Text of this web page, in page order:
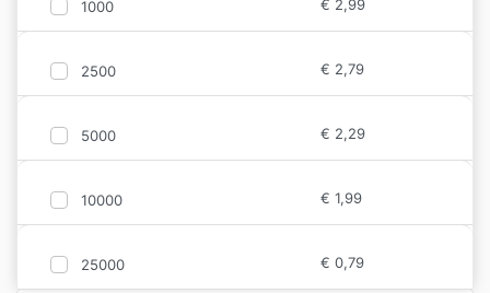
1000 € 2,99
2500 € 2,79
5000 € 2,29
10000 € 1,99
25000 € 0,79